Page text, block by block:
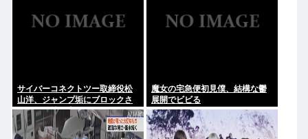
サイバーコネクトツー取締役松
山洋、ジャンプ垢にブロックさ
れてお気持ち表明。何かあった
らまず晒す！これが令和のレス
バや！
魔女の宅急便初見僕、結構な鬱
展開でビビる